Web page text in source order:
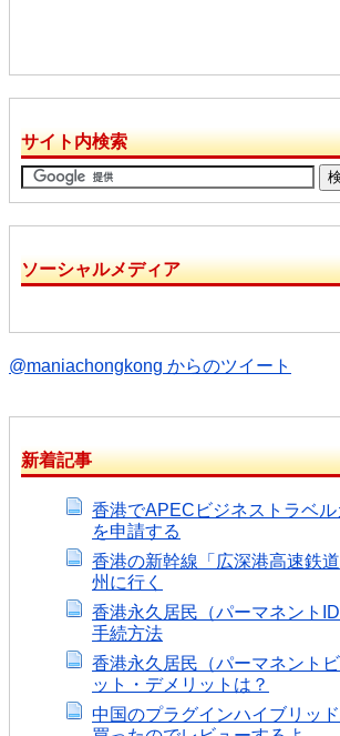
サイト内検索
ソーシャルメディア
@maniachongkong からのツイート
新着記事
香港でAPECビジネストラベル
を申請する
香港の新幹線「広深港高速鉄
州に行く
香港永久居民（パーマネント
手続方法
香港永久居民（パーマネント
ット・デメリットは？
中国のプラグインハイブリッ